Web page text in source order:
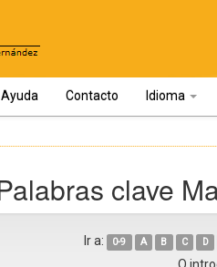
Ayuda Contacto Idioma
clave
Ir a: 0-9 A B C D
O